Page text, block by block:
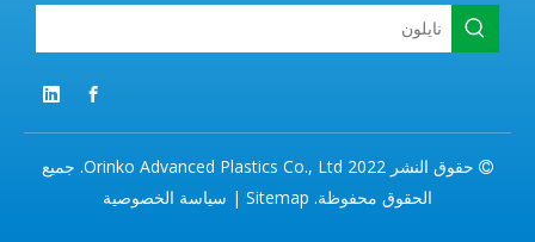

حقوق النشر 2022 Orinko Advanced Plastics Co., Ltd. جميع
الحقوق محفوظة. Sitemap
| سياسة الخصوصية